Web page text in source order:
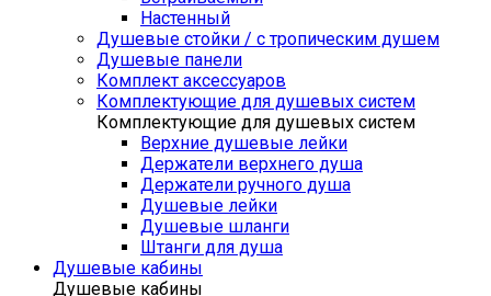
Настенный
Душевые стойки / с тропическим душем
Душевые панели
Комплект аксессуаров
Комплектующие для душевых систем
Комплектующие для душевых систем
Верхние душевые лейки
Держатели верхнего душа
Держатели ручного душа
Душевые лейки
Душевые шланги
Штанги для душа
Душевые кабины
Душевые кабины